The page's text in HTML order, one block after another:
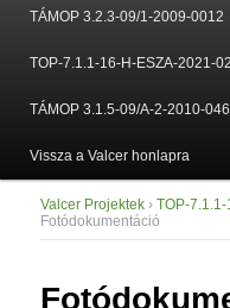
tartalomra
tartalomra
TÁMOP 3.2.3-09/1-2009-0012
TOP-7.1.1-16-H-ESZA-2021-
TÁMOP 3.1.5-09/A-2-2010-
Vissza a Valcer honlapra
Valcer Projektek ›TOP-
Fotódokumentáció